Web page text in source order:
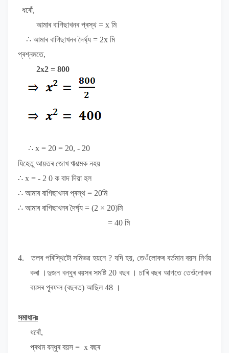
ধৰোঁ,
আমাৰ বাগিছাখনৰ প্ৰস্থ = x মি
∴ আমাৰ বাগিছাখনৰ দৈৰ্ঘ্য = 2x মি
প্ৰশ্নমতে,
2x2 = 800
∴ x = 20 = 20, - 20
যিহেতু আয়তৰ জোখ ঋণত্মক নহয়
∴ x = - 2 0 ক বাদ দিয়া হল
∴ আমাৰ বাগিছাখনৰ প্ৰস্থ = 20মি
∴ আমাৰ বাগিছাখনৰ দৈৰ্ঘ্য = (2 × 20)মি
= 40 মি
4. তলৰ পৰিস্থিটো সমিভৱ হয়নে ? যদি হয়, তেওঁলোকৰ বৰ্তমান বয়স নিৰ্ণয়
কৰা ।দুজন বন্ধুৰ বয়সৰ সমষ্টি 20 বছৰ । চাৰি বছৰ আগতে তেওঁলোকৰ
বয়সৰ পূৰফল (বছৰত) আছিল 48 ।
সমাধানঃ
ধৰোঁ,
প্ৰথম বন্ধুৰ বয়স = x বছৰ